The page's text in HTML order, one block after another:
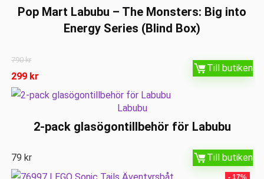
Pop Mart Labubu – The Monsters: Big into
Energy Series (Blind Box)
790kr
299 kr
Till butiken
Labubu
2-pack glasögontillbehör för Labubu
79 kr Till butiken
- 17%